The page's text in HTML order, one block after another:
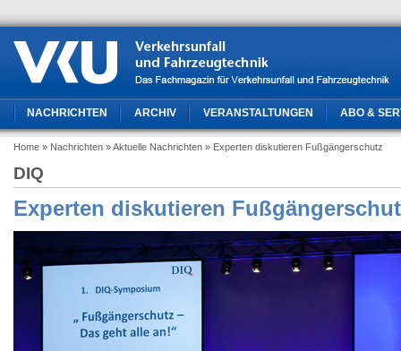
NACHRICHTEN ARCHIV VERANSTALTUNGEN ABO &
Home » Nachrichten » Aktuelle Nachrichten » Experten diskutieren Fußgängerschutz
DIQ
Experten diskutieren